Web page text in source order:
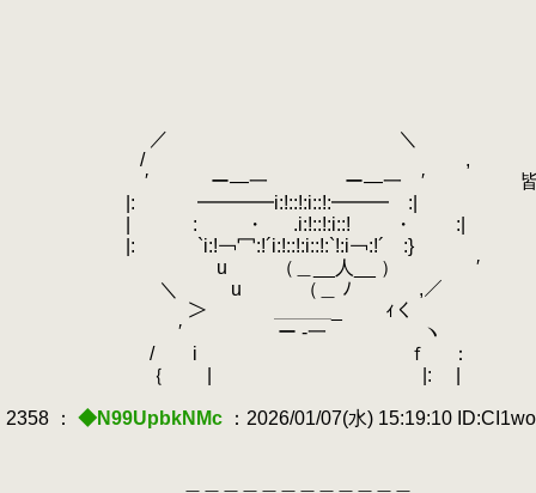
／ ＼
/ ,
′ ー―一 ー―一 ′ 皆さん、おは
|: ━━━━i:!::!:i::!:━━━ :|
| : ・ .i:!::!:i::! ・ :| なーぜーかー！
|: `i:!￢冖:!´i:!::!:i::!:`!:i￢:!´ :}
u （＿__人__ ） ′ いつの間にかチャ
＼ u （＿ ﾉ ,／
＞ ＿＿＿_ ｨく 入速出やる
′ ー -一 ヽ
/ i ｆ ：
｛ | |: |
2358 ： ◆N99UpbkNMc ：2026/01/07(水) 15:19:10